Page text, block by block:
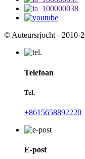
© Auteursrjocht - 2010-
Telefoan
Tel.
+8615658892220
E-post